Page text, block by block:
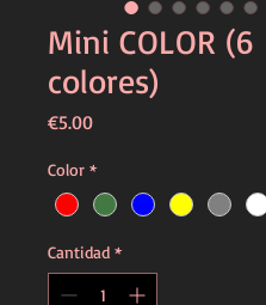
Mini COLOR (6
colores)
€5.00Precio
Color *
Cantidad *